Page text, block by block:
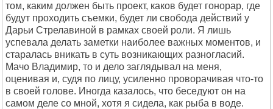
том, каким должен быть проект, каков будет гонорар, где
будут проходить съемки, будет ли свобода действий у
Дарьи Стрелавиной в рамках своей роли. Я лишь
успевала делать заметки наиболее важных моментов, и
старалась вникать в суть возникающих разногласий.
Мачо Владимир, то и дело заглядывал на меня,
оценивая и, судя по лицу, усиленно проворачивая что-то
в своей голове. Иногда казалось, что беседуют он на
самом деле со мной, хотя я сидела, как рыба в воде.